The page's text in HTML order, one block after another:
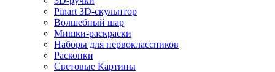
Pinart 3D-скульптор
Волшебный шар
Мишки-раскраски
Наборы для первоклассников
Раскопки
Световые Картины